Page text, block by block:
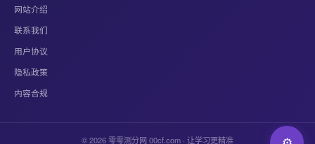
网站介绍
联系我们
用户协议
隐私政策
内容合规
© 2026 零零测分网 00cf.com · 让学习更精准